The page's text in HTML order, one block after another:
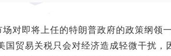
对即将上任的特朗普政府的政策纲领
贸易关税只会对经济造成轻微干扰